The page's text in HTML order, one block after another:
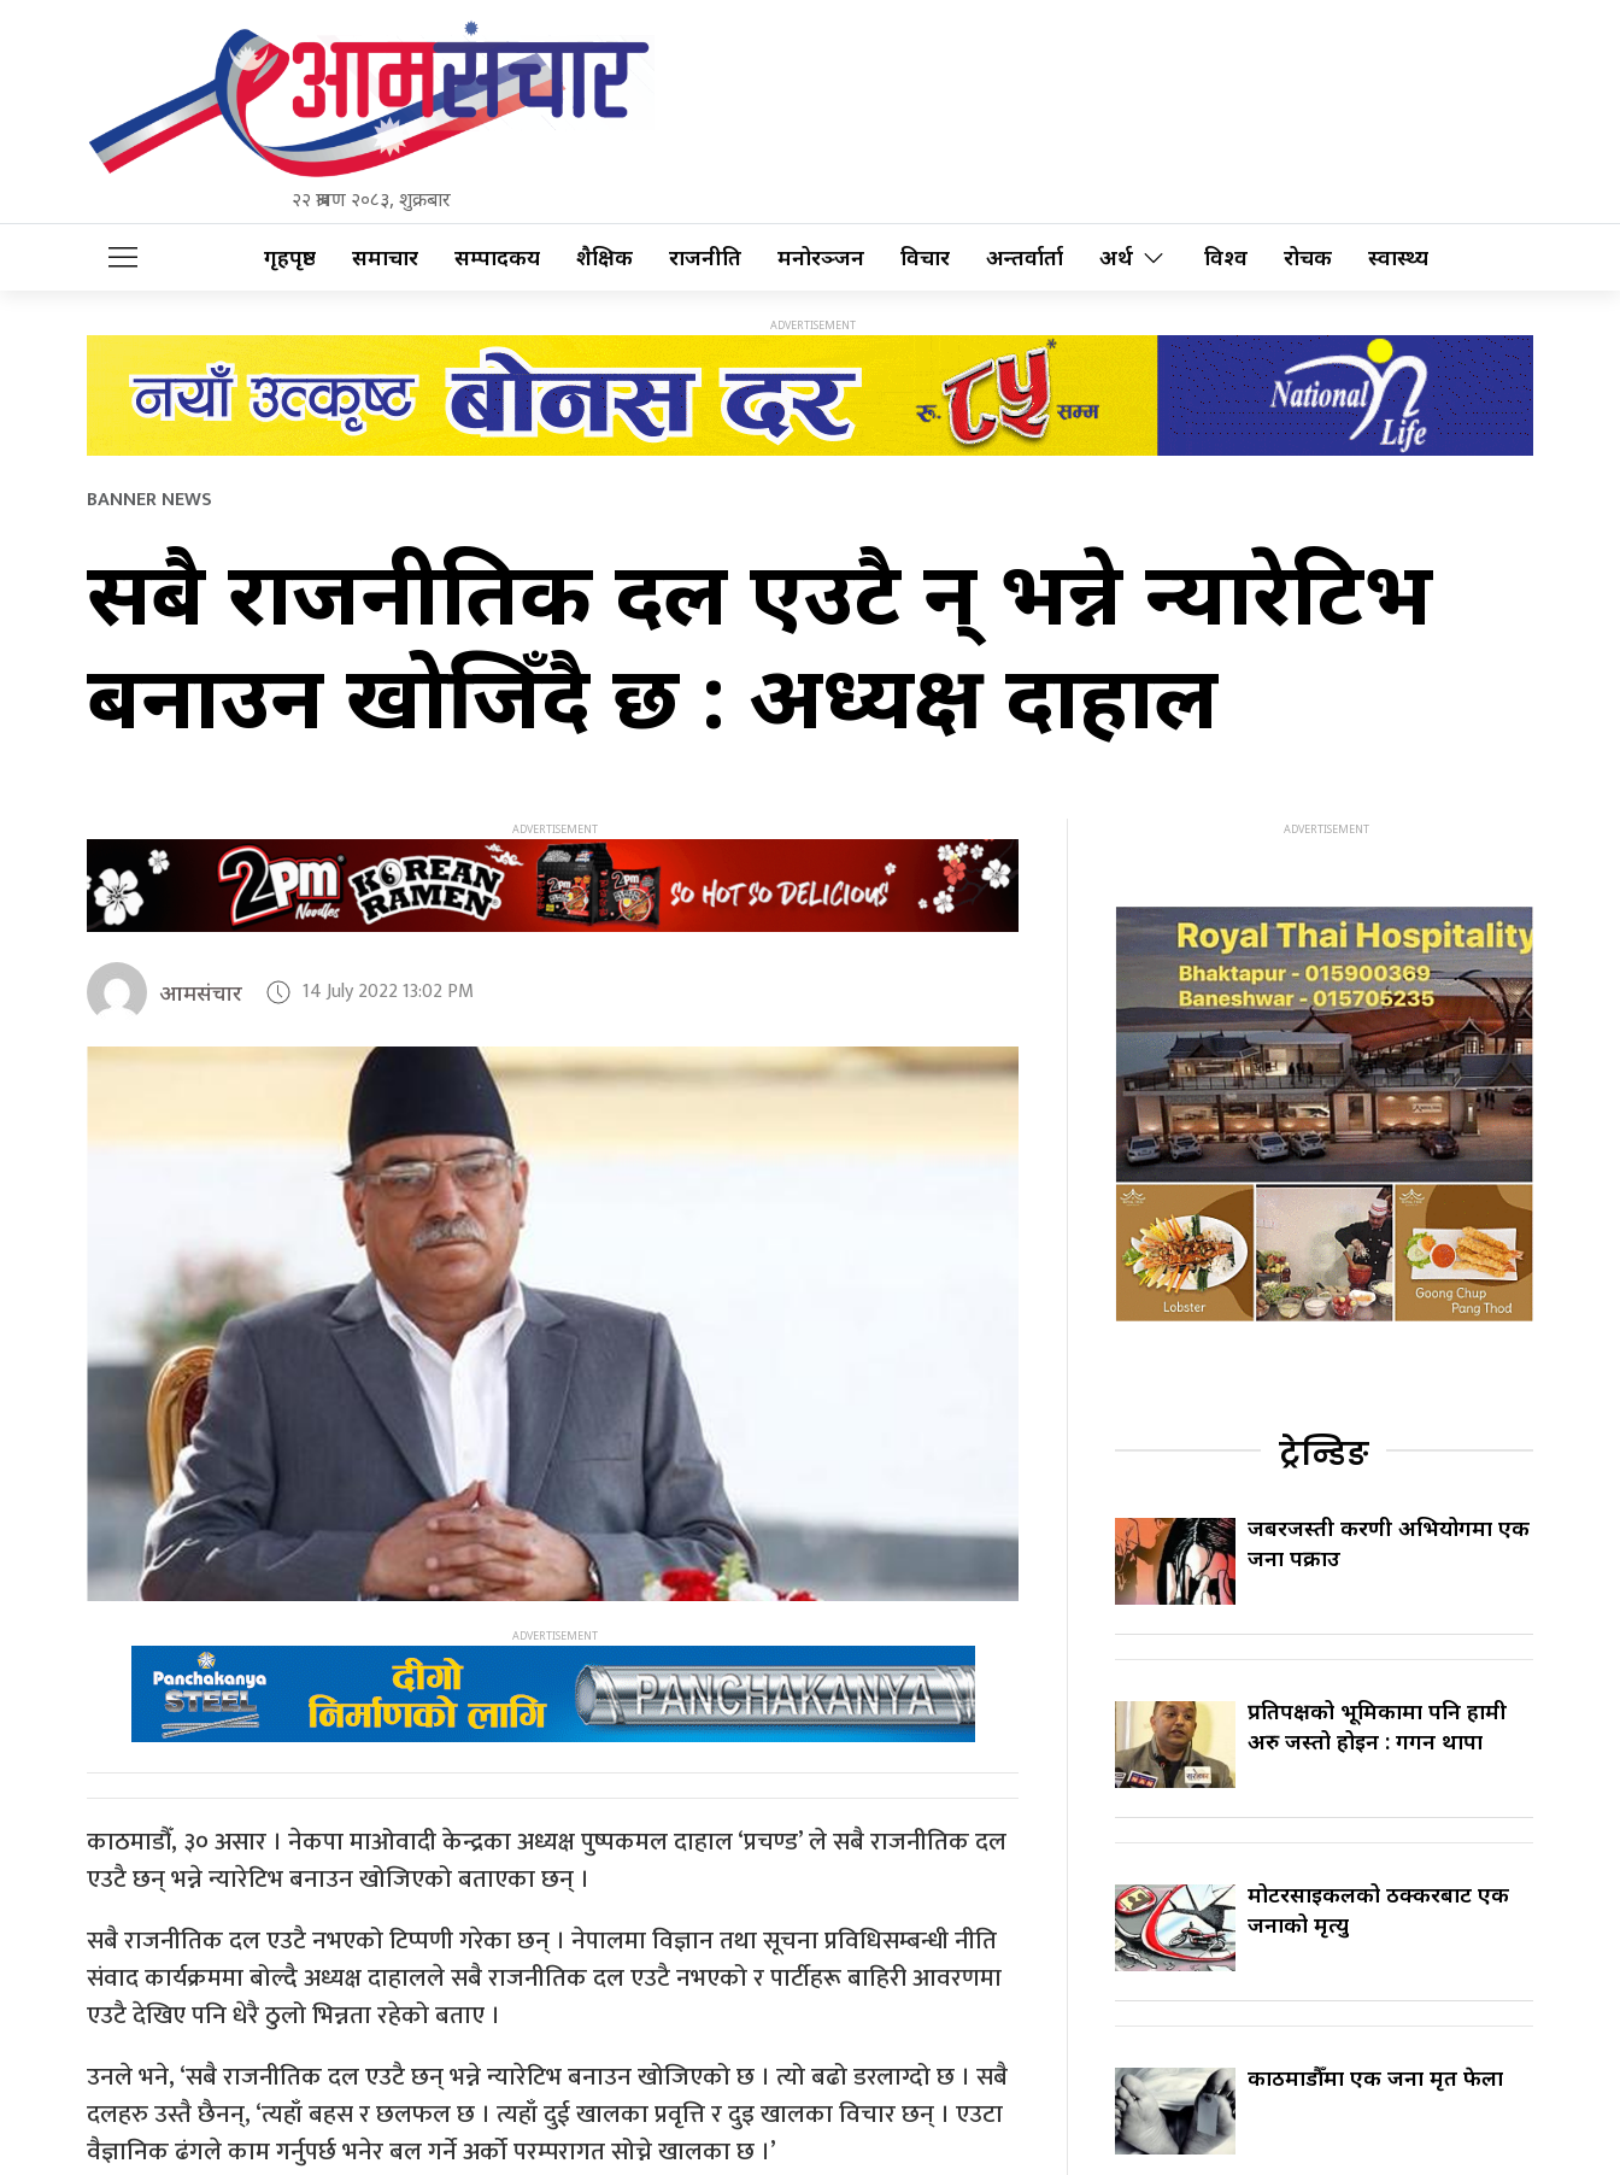
२२ श्रावण २०८३, शुक्रबार
गृहपृष्ठ समाचार सम्पादकीय शैक्षिक राजनीति मनोरञ्जन विचार अन्तर्वार्ता अर्थ विश्व रोचक स्वास्थ्य
BANNER NEWS
सबै राजनीतिक दल एउटै हुन् भन्ने न्यारेटिभ
बनाउन खोजिँदै छ : अध्यक्ष दाहाल
आमसंचार 14 July 2022 13:02 PM
काठमाडौँ, ३० असार । नेकपा माओवादी केन्द्रका अध्यक्ष पुष्पकमल दाहाल ‘प्रचण्ड’ ले सबै राजनीतिक दल
एउटै छन् भन्ने न्यारेटिभ बनाउन खोजिएको बताएका छन् ।
सबै राजनीतिक दल एउटै नभएको टिप्पणी गरेका छन् । नेपालमा विज्ञान तथा सूचना प्रविधिसम्बन्धी नीति
संवाद कार्यक्रममा बोल्दै अध्यक्ष दाहालले सबै राजनीतिक दल एउटै नभएको र पार्टीहरू बाहिरी आवरणमा
एउटै देखिए पनि धेरै ठुलो भिन्नता रहेको बताए ।
उनले भने, ‘सबै राजनीतिक दल एउटै छन् भन्ने न्यारेटिभ बनाउन खोजिएको छ । त्यो बढो डरलाग्दो छ । सबै
दलहरु उस्तै छैनन्, ‘त्यहाँ बहस र छलफल छ । त्यहाँ दुई खालका प्रवृत्ति र दुइ खालका विचार छन् । एउटा
वैज्ञानिक ढंगले काम गर्नुपर्छ भनेर बल गर्ने अर्को परम्परागत सोच्ने खालका छ ।’
ट्रेन्डिङ
जबरजस्ती करणी अभियोगमा एक
जना पक्राउ
प्रतिपक्षको भूमिकामा पनि हामी
अरु जस्तो होइन : गगन थापा
मोटरसाइकलको ठक्करबाट एक
जनाको मृत्यु
काठमाडौँमा एक जना मृत फेला